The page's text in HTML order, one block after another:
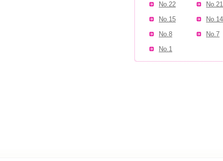
No.22
No.21
No.15
No.14
No.8
No.7
No.1